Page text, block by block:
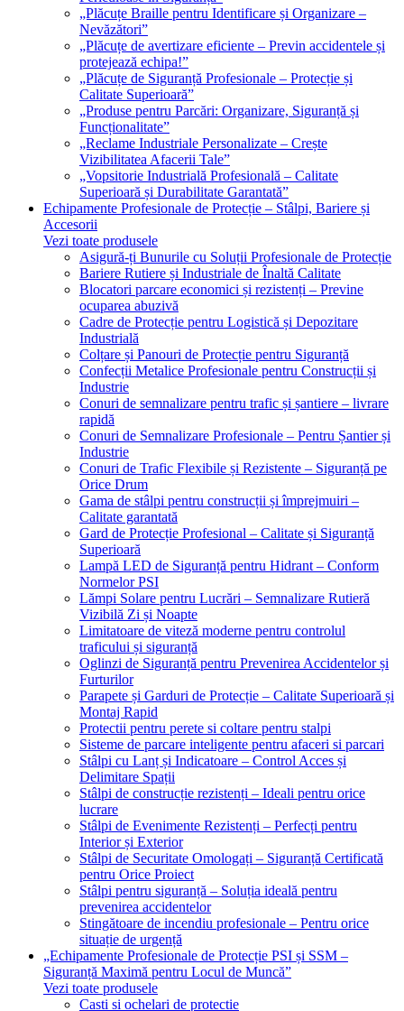
„Plăcuțe Braille pentru Identificare și Organizare –
Nevăzători”
„Plăcuțe de avertizare eficiente – Previn accidentele și
protejează echipa!”
„Plăcuțe de Siguranță Profesionale – Protecție și
Calitate Superioară”
„Produse pentru Parcări: Organizare, Siguranță și
Funcționalitate”
„Reclame Industriale Personalizate – Crește
Vizibilitatea Afacerii Tale”
„Vopsitorie Industrială Profesională – Calitate
Superioară și Durabilitate Garantată”
Echipamente Profesionale de Protecție – Stâlpi, Bariere și
Accesorii
Vezi toate produsele
Asigură-ți Bunurile cu Soluții Profesionale de Protecție
Bariere Rutiere și Industriale de Înaltă Calitate
Blocatori parcare economici și rezistenți – Previne
ocuparea abuzivă
Cadre de Protecție pentru Logistică și Depozitare
Industrială
Colțare și Panouri de Protecție pentru Siguranță
Confecții Metalice Profesionale pentru Construcții și
Industrie
Conuri de semnalizare pentru trafic și șantiere – livrare
rapidă
Conuri de Semnalizare Profesionale – Pentru Șantier și
Industrie
Conuri de Trafic Flexibile și Rezistente – Siguranță pe
Orice Drum
Gama de stâlpi pentru construcții și împrejmuiri –
Calitate garantată
Gard de Protecție Profesional – Calitate și Siguranță
Superioară
Lampă LED de Siguranță pentru Hidrant – Conform
Normelor PSI
Lămpi Solare pentru Lucrări – Semnalizare Rutieră
Vizibilă Zi și Noapte
Limitatoare de viteză moderne pentru controlul
traficului și siguranță
Oglinzi de Siguranță pentru Prevenirea Accidentelor și
Furturilor
Parapete și Garduri de Protecție – Calitate Superioară și
Montaj Rapid
Protectii pentru perete si coltare pentru stalpi
Sisteme de parcare inteligente pentru afaceri si parcari
Stâlpi cu Lanț și Indicatoare – Control Acces și
Delimitare Spații
Stâlpi de construcție rezistenți – Ideali pentru orice
lucrare
Stâlpi de Evenimente Rezistenți – Perfecți pentru
Interior și Exterior
Stâlpi de Securitate Omologați – Siguranță Certificată
pentru Orice Proiect
Stâlpi pentru siguranță – Soluția ideală pentru
prevenirea accidentelor
Stingătoare de incendiu profesionale – Pentru orice
situație de urgență
„Echipamente Profesionale de Protecție PSI și SSM –
Siguranță Maximă pentru Locul de Muncă”
Vezi toate produsele
Casti si ochelari de protectie